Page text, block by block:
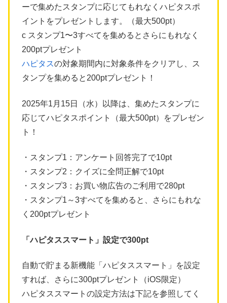
ーで集めたスタンプに応じてもれなくハピタスポ
イントをプレゼントします。（最大500pt）
c スタンプ1〜3すべてを集めるとさらにもれなく
200ptプレゼント
ハピタスの対象期間内に対象条件をクリアし、ス
タンプを集めると200ptプレゼント！
2025年1月15日（水）以降は、集めたスタンプに
応じてハピタスポイント（最大500pt）をプレゼン
ト！
・スタンプ1：アンケート回答完了で10pt
・スタンプ2：クイズに全問正解で10pt
・スタンプ3：お買い物広告のご利用で280pt
・スタンプ1～3すべてを集めると、さらにもれな
く200ptプレゼント
「ハピタススマート」設定で300pt
自動で貯まる新機能「ハピタススマート」を設定
すれば、さらに300ptプレゼント（iOS限定）
ハピタススマートの設定方法は下記を参照してく